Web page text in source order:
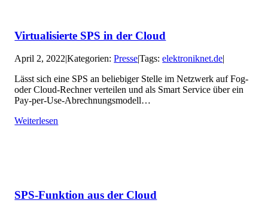
Virtualisierte SPS in der Cloud
April 2, 2022|Kategorien:Presse|Tags:elektroniknet.de|
Lässt sich eine SPS an beliebiger Stelle im Netzwerk auf Fog-
oder Cloud-Rechner verteilen und als Smart Service über ein
Pay-per-Use-Abrechnungsmodell…
Weiterlesen
SPS-Funktion aus der Cloud